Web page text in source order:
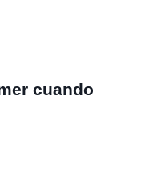
cuando